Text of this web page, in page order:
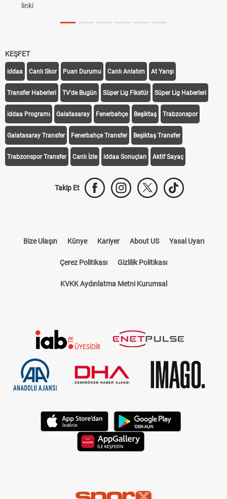
linki
KEŞFET
iddaa Canlı Skor Puan Durumu Canlı Anlatım At Yarışı
Transfer Haberleri TV'de Bugün Süper Lig Fikstür Süper Lig Haberleri
iddaa Programı Galatasaray Fenerbahçe Beşiktaş Trabzonspor
Galatasaray Transfer Fenerbahçe Transfer Beşiktaş Transfer
Trabzonspor Transfer Canlı İzle iddaa Sonuçları Aktif Sayaç
Takip Et
Bize Ulaşın Künye Kariyer About US Yasal Uyarı
Çerez Politikası Gizlilik Politikası
KVKK Aydınlatma Metni Kurumsal